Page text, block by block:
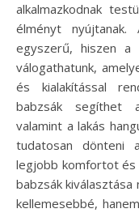
alkalmazkodnak
élményt
egyszerű, hiszen a
válogathatunk,
és kialakítással
babzsák segíthet
valamint a lakás
tudatosan dönteni
legjobb komfortot
babzsák
kellemesebbé,